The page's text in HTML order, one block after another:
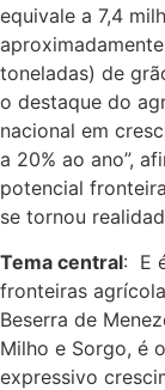
equivale a 7,4
toneladas) de
o destaque do
nacional em
a 20% ao ano”,
potencial
se tornou
Tema central: E
fronteiras
Beserra de
Milho e Sorgo, é
expressivo